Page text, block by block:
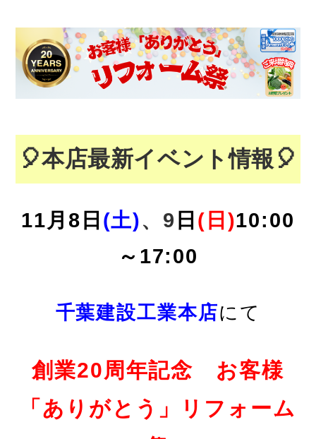
🎈本店最新イベント情報🎈
11月8 日 (土)、9 日 (日)10:00
～17:00
千葉建設工業本店にて
創業20周年記念 お客様
「ありがとう」リフォーム